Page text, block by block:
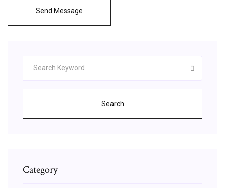
Send Message
Search
Category